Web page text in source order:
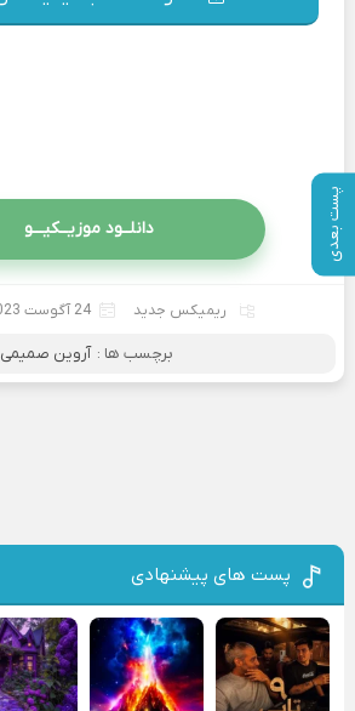
پست بعدی دانلــود موزیــکیـــو
ریمیکس جدید 24 آگوست 2023
برچسب ها : آروین صمیمی
پست های پیشنهادی